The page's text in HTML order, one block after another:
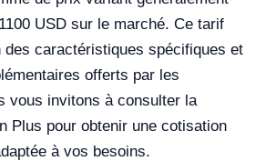
USD sur le marché. Ce tarif
des caractéristiques spécifiques et
offerts par les
vous invitons à consulter la
Plus pour obtenir une cotisation
à vos besoins.